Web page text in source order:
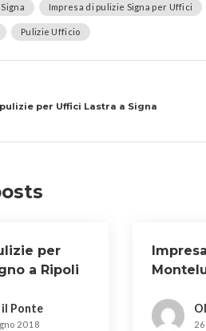
Impresa di pulizie Signa per Uffici
Pulizie Ufficio
per Uffici Lastra a Signa
per
a Ripoli
Ponte
2018